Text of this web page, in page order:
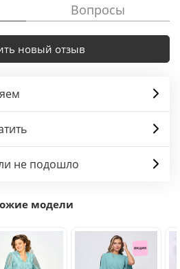
Вопросы
новый отзыв
не подошло
модели